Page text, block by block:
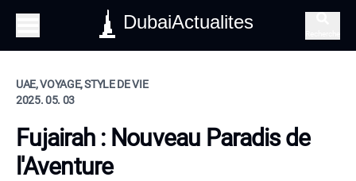
DubaiActualites
UAE, VOYAGE, STYLE DE VIE
2025. 05. 03
Fujairah : Nouveau Paradis de
l'Aventure